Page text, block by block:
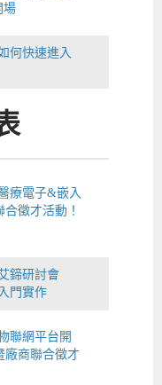
場
何快速進入
療電子&嵌入
徵才活動！
鍗研討會
門實作
聯網平台開
廠商聯合徵才